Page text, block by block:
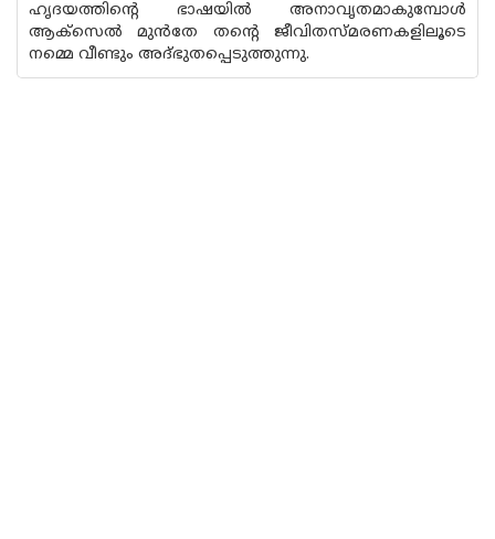
ഹൃദയത്തിന്റെ ഭാഷയില്‍ അനാവൃതമാകുമ്പോള്‍
ആക്‌സെല്‍ മുന്‍തേ തന്റെ ജീവിതസ്മരണകളിലൂടെ
നമ്മെ വീണ്ടും അദ്ഭുതപ്പെടുത്തുന്നു.